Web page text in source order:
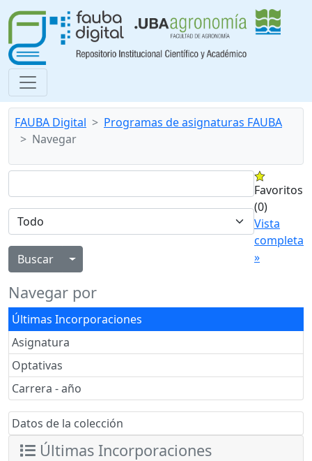
FAUBA Digital
Programas de asignaturas FAUBA
Navegar
Alternar menú desplegable
Favoritos
(0)
Vista
completa
»
Navegar por
Últimas Incorporaciones
Asignatura
Optativas
Carrera - año
Datos de la colección
Últimas Incorporaciones